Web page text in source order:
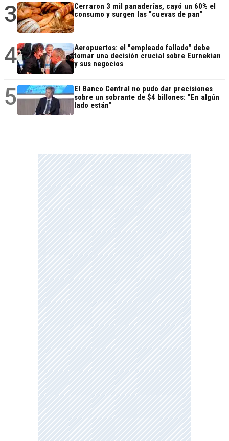
3
Cerraron 3 mil panaderías, cayó un 60% el
consumo y surgen las "cuevas de pan"
4
Aeropuertos: el "empleado fallado" debe
tomar una decisión crucial sobre Eurnekian
y sus negocios
5
El Banco Central no pudo dar precisiones
sobre un sobrante de $4 billones: "En algún
lado están"